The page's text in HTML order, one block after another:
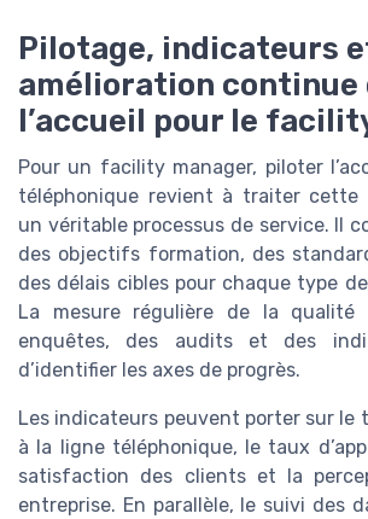
Pilotage, indicateurs
amélioration continue
l’accueil pour le
Pour un facility manager, piloter
téléphonique revient à traiter cette
un véritable processus de service. Il
des objectifs formation, des
des délais cibles pour chaque type
La mesure régulière de la qualité
enquêtes, des audits et des
d’identifier les axes de progrès.
Les indicateurs peuvent porter sur le
à la ligne téléphonique, le taux
satisfaction des clients et la
entreprise. En parallèle, le suivi des